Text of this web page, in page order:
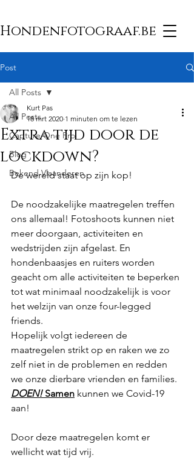
Hondenfotograaf.be
Post
All Posts
Capture One Pro
Blog
Bekend Vlaanderen
All Posts
Extra tijd door de
lockdown?
Kurt Pas
18 mrt 2020 1 minuten om te lezen
De wereld staat op zijn kop!
De noodzakelijke maatregelen treffen
ons allemaal! Fotoshoots kunnen niet
meer doorgaan, activiteiten en
wedstrijden zijn afgelast. En
hondenbaasjes en ruiters worden
geacht om alle activiteiten te beperken
tot wat minimaal noodzakelijk is voor
het welzijn van onze four-legged
friends.
Hopelijk volgt iedereen de
maatregelen strikt op en raken we zo
zelf niet in de problemen en redden
we onze dierbare vrienden en families.
DOEN! Samen kunnen we Covid-19
aan!
Door deze maatregelen komt er
wellicht wat tijd vrij.